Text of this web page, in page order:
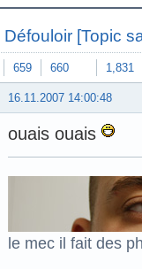
Défouloir [Topic
659 660 1,831
16.11.2007 14:00:48
ouais ouais
le mec il fait des